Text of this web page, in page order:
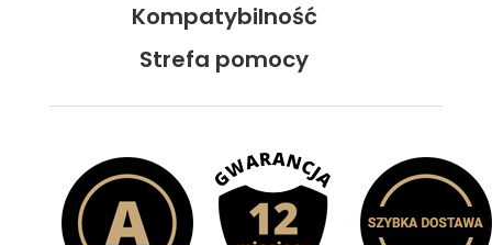
Kompatybilność
Strefa pomocy